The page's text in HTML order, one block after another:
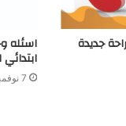
جديدة اسئله
7 نوفمبر، 2024